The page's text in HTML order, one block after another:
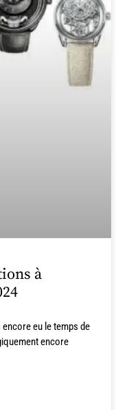
à
encore eu le temps de
encore